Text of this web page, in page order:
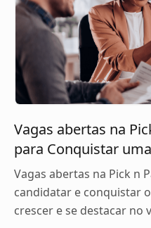
Vagas abertas na
para Conquistar
Vagas abertas na Pick n
candidatar e conquistar
crescer e se destacar no